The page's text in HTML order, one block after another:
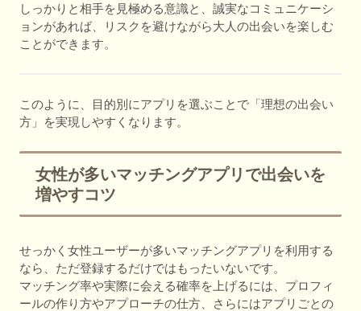
しっかりと相手を見極める意識と、誠実なコミュニケーシ
ョンがあれば、リスクを避けながら大人の出会いを楽しむ
ことができます。
このように、目的別にアプリを選ぶことで「理想の出会い
方」を実現しやすくなります。
女性が多いマッチングアプリで出会いを
増やすコツ
せっかく女性ユーザーが多いマッチングアプリを利用する
なら、ただ登録するだけではもったいないです。
マッチング率や実際に会える確率を上げるには、プロフィ
ールの作り方やアプローチの仕方、さらにはアプリごとの